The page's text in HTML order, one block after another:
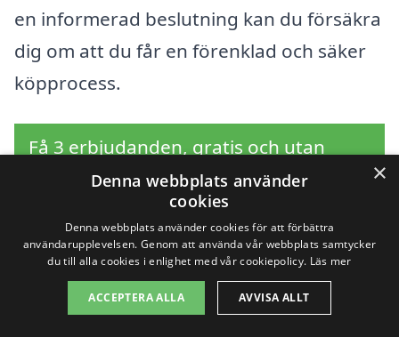
en informerad beslutning kan du försäkra
dig om att du får en förenklad och säker
köpprocess.
Få 3 erbjudanden, gratis och utan
förpliktelser
Sök efter en
professionell för
×
Denna webbplats använder
cookies
Denna webbplats använder cookies för att förbättra
användarupplevelsen. Genom att använda vår webbplats samtycker
du till alla cookies i enlighet med vår cookiepolicy. Läs mer
ACCEPTERA ALLA AVVISA ALLT